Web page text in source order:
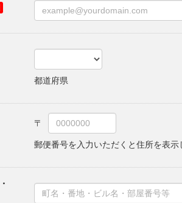
都道府県
郵便番号を入力いただくと住所を表示